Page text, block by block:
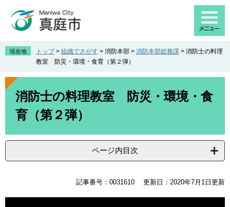
先
。
を
て
現在地 トップ > 組織でさがす > 消防本部 > 消防本部総務課 > 消防士の料理
教室 防災・環境・食育（第２弾）
本
消防士の料理教室 防災・環境・食
育（第２弾）
ページ内目次
記事番号：0031610 更新日：2020年7月1日更新